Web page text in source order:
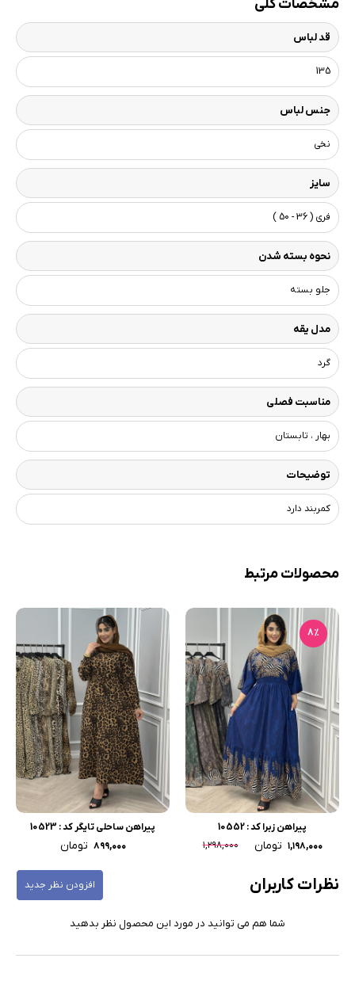
مشخصات کلی
قد لباس
135
جنس لباس
نخی
سایز
فری ( 36 - 50 )
نحوه بسته شدن
جلو بسته
مدل یقه
گرد
مناسبت فصلی
بهار ، تابستان
توضیحات
کمربند دارد
محصولات مرتبط
8٪
پیراهن زبرا کد : 10552
۱,۱۹۸,۰۰۰ تومان ۱,۲۹۸,۰۰۰
پیراهن ساحلی تایگر کد : 10523
۸۹۹,۰۰۰ تومان
نظرات کاربران افزودن نظر جدید
شما هم می توانید در مورد این محصول نظر بدهید